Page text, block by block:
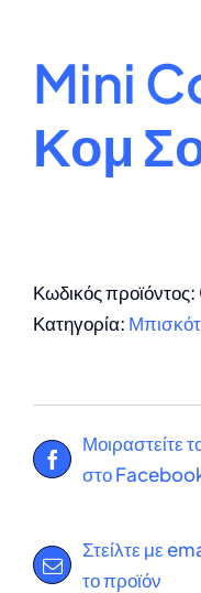
Mini
Κομ
Κωδικός προϊόντος:
Κατηγορία:
Μοιραστείτε
στο
Στείλτε με
το προϊόν